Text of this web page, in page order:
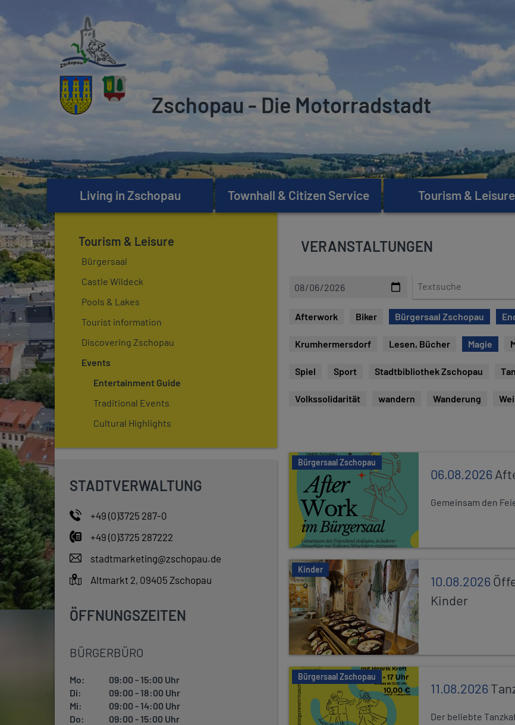
Zschopau - Die Motorradstadt
Living in Zschopau Townhall & Citizen Service Tourism & Leisure
Tourism & Leisure
Bürgersaal
Castle Wildeck
Pools & Lakes
Tourist information
Discovering Zschopau
Events
Entertainment Guide
Traditional Events
Cultural Highlights
STADTVERWALTUNG
+49 (0)3725 287-0
+49 (0)3725 287222
stadtmarketing@zschopau.de
Altmarkt 2, 09405 Zschopau
ÖFFNUNGSZEITEN
BÜRGERBÜRO
Mo:
09:00 - 15:00 Uhr
Di:
09:00 - 18:00 Uhr
Mi:
09:00 - 14:00 Uhr
Do:
09:00 - 15:00 Uhr
VERANSTALTUNGEN
x
t
u
h
Afterwork Biker Bürgersaal Zschopau
Krumhermersdorf Lesen, Bücher Magie
Spiel Sport Stadtbibliothek Zschopau
Volkssolidarität wandern Wanderung
Bürgersaal Zschopau
06.08.2026
Gemeinsam den
Kinder
10.08.2026
Kinder
Bürgersaal Zschopau
11.08.2026
Der beliebte